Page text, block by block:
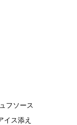
フソース
ス添え